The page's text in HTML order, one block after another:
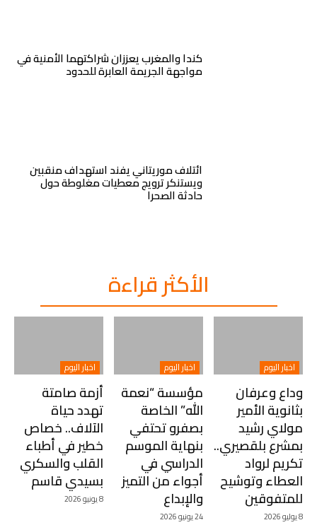
كندا والمغرب يعززان شراكتهما الأمنية في
مواجهة الجريمة العابرة للحدود
ائتلاف موريتاني يفند استهداف منقبين
ويستنكر ترويج معطيات مغلوطة حول
حادثة الصحرا
الأكثر قراءة
اخبار اليوم
وداع وعرفان
بثانوية الأمير
مولاي رشيد
بمشرع بلقصيري..
تكريم لرواد
العطاء وتوشيح
للمتفوقين
8 يوليو 2026
اخبار اليوم
مؤسسة “نعمة
الله” الخاصة
بصفرو تحتفي
بنهاية الموسم
الدراسي في
أجواء من التميز
والإبداع
24 يونيو 2026
اخبار اليوم
أزمة صامتة
تهدد حياة
الآلاف.. خصاص
خطير في أطباء
القلب والسكري
بسيدي قاسم
8 يونيو 2026